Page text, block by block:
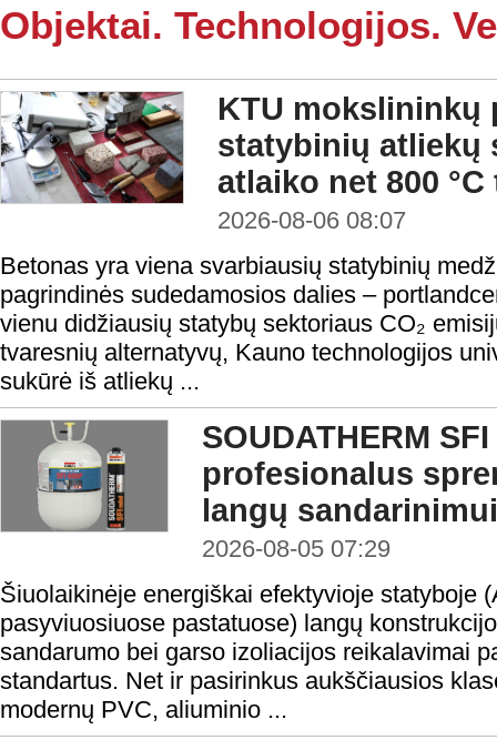
Objektai. Technologijos.
KTU mokslininkų
statybinių atliekų
atlaiko net 800
2026-08-06 08:07
Betonas yra viena svarbiausių statybinių
pagrindinės sudedamosios dalies –
vienu didžiausių statybų sektoriaus CO₂
tvaresnių alternatyvų, Kauno technologijos
sukūrė iš atliekų ...
SOUDATHERM
profesionalus
langų
2026-08-05 07:29
Šiuolaikinėje energiškai efektyvioje statyboje
pasyviuosiuose pastatuose) langų
sandarumo bei garso izoliacijos reikalavimai
standartus. Net ir pasirinkus aukščiausios
modernų PVC, aliuminio ...